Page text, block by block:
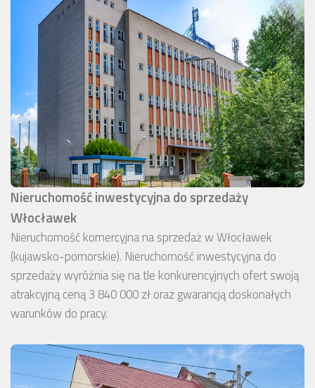
Nieruchomość inwestycyjna do sprzedaży
Włocławek
Nieruchomość komercyjna na sprzedaż w Włocławek
(kujawsko-pomorskie). Nieruchomość inwestycyjna do
sprzedaży wyróżnia się na tle konkurencyjnych ofert swoją
atrakcyjną ceną 3 840 000 zł oraz gwarancją doskonałych
warunków do pracy.